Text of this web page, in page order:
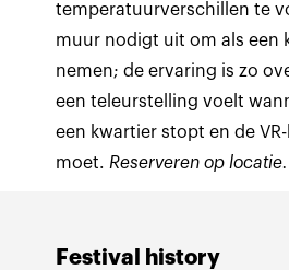
Festival history
temperatuurverschillen te
muur nodigt uit om als een
nemen; de ervaring is zo
een teleurstelling voelt
een kwartier stopt en de
moet. Reserveren op locatie.